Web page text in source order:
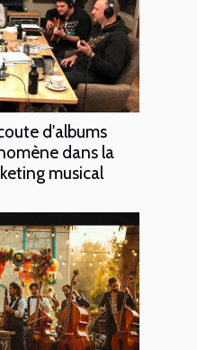
d'albums
dans la
musical